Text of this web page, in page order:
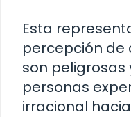
Esta
percepción de
son peligrosas
personas
irracional